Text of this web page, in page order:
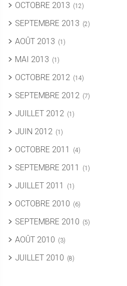
OCTOBRE 2013 (12)
SEPTEMBRE 2013 (2)
AOÛT 2013 (1)
MAI 2013 (1)
OCTOBRE 2012 (14)
SEPTEMBRE 2012 (7)
JUILLET 2012 (1)
JUIN 2012 (1)
OCTOBRE 2011 (4)
SEPTEMBRE 2011 (1)
JUILLET 2011 (1)
OCTOBRE 2010 (6)
SEPTEMBRE 2010 (5)
AOÛT 2010 (3)
JUILLET 2010 (8)